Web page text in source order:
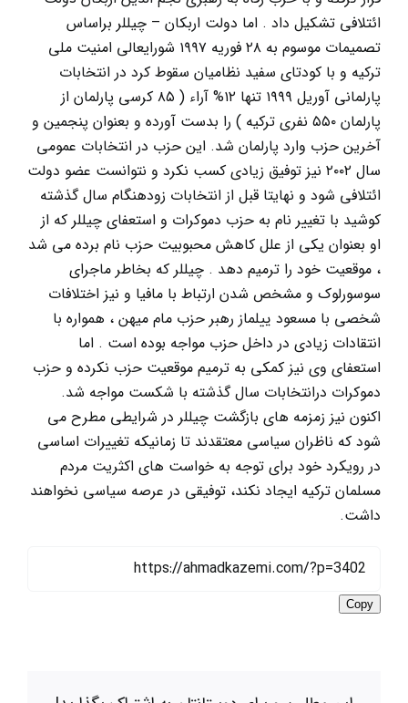
ائتلافی تشکیل داد . اما دولت اربکان – چیللر براساس
تصمیمات موسوم به ۲۸ فوریه ۱۹۹۷ شورایعالی امنیت ملی
ترکیه و با کودتای سفید نظامیان سقوط کرد در انتخابات
پارلمانی آوریل ۱۹۹۹ تنها ۱۲% آراء ( ۸۵ کرسی پارلمان از
پارلمان ۵۵۰ نفری ترکیه ) را بدست آورده و بعنوان پنجمین و
آخرین حزب وارد پارلمان شد. این حزب در انتخابات عمومی
سال ۲۰۰۲ نیز توفیق زیادی کسب نکرد و نتوانست عضو دولت
ائتلافی شود و نهایتا قبل از انتخابات زودهنگام سال گذشته
کوشید با تغییر نام به حزب دموکرات و استعفای چیللر که از
او بعنوان یکی از علل کاهش محبوبیت حزب نام برده می شد
، موقعیت خود را ترمیم دهد . چیللر که بخاطر ماجرای
سوسورلوک و مشخص شدن ارتباط با مافیا و نیز اختلافات
شخصی با مسعود ییلماز رهبر حزب مام میهن ، همواره با
انتقادات زیادی در داخل حزب مواجه بوده است . اما
استعفای وی نیز کمکی به ترمیم موقعیت حزب نکرده و حزب
دموکرات درانتخابات سال گذشته با شکست مواجه شد.
اکنون نیز زمزمه های بازگشت چیللر در شرایطی مطرح می
شود که ناظران سیاسی معتقدند تا زمانیکه تغییرات اساسی
در رویکرد خود برای توجه به خواست های اکثریت مردم
مسلمان ترکیه ایجاد نکند، توفیقی در عرصه سیاسی نخواهند
داشت.
Copy